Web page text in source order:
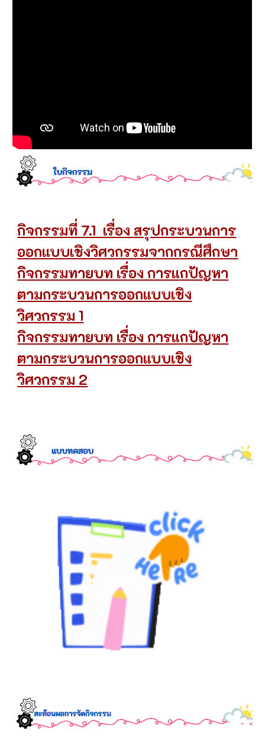
กิจกรรมที่ 7.1 เรื่อง สรุปกระบวนการ
ออกแบบเชิงวิศวกรรมจากกรณีศึกษา
กิจกรรมทายบท เรื่อง การแกปัญหา
ตามกระบวนการออกแบบเชิง
วิศวกรรม 1
กิจกรรมทายบท เรื่อง การแกปัญหา
ตามกระบวนการออกแบบเชิง
วิศวกรรม 2